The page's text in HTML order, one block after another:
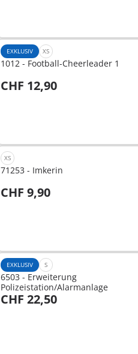
EXKLUSIV XS
1012 - Football-Cheerleader 1
CHF 12,90
In den Warenkorb
XS
71253 - Imkerin
CHF 9,90
In den Warenkorb
EXKLUSIV S
6503 - Erweiterung
Polizeistation/Alarmanlage
CHF 22,50
In den Warenkorb